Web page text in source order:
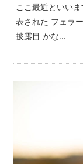
ここ最近といい
表された フェラ
披露目 かな...